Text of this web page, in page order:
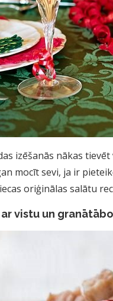
izēšanās nākas
mocīt sevi, ja ir
oriģinālas salātu
vistu un